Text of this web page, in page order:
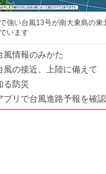
強い台風13号が南大東島の東
います
風情報のみかた
風の接近、上陸に備えて
る防災
プリで台風進路予報を確認